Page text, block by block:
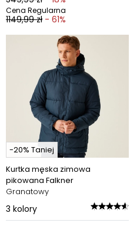
Cena Regularna
1149,99 zł - 61%
-20% Taniej
Kurtka męska zimowa
pikowana Falkner
Granatowy
3 kolory